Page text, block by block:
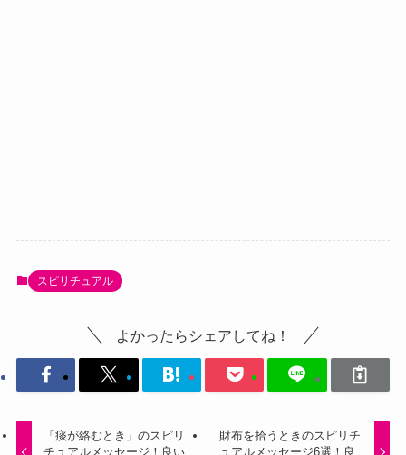
スピリチュアル
よかったらシェアしてね！
「痰が絡むとき」のスピリ
チュアルメッセージ！良い
財布を拾うときのスピリチ
ュアルメッセージ6選！良